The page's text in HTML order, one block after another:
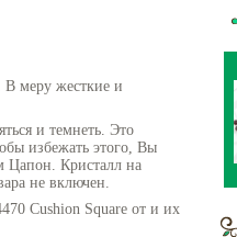
В меру жесткие и
и темнеть. Это
избежать этого, Вы
Цапон. Кристалл на
не включен.
Cushion Square от и их